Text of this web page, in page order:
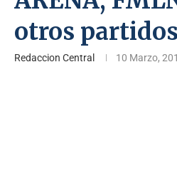
otros partidos
Redaccion Central 10 Marzo,